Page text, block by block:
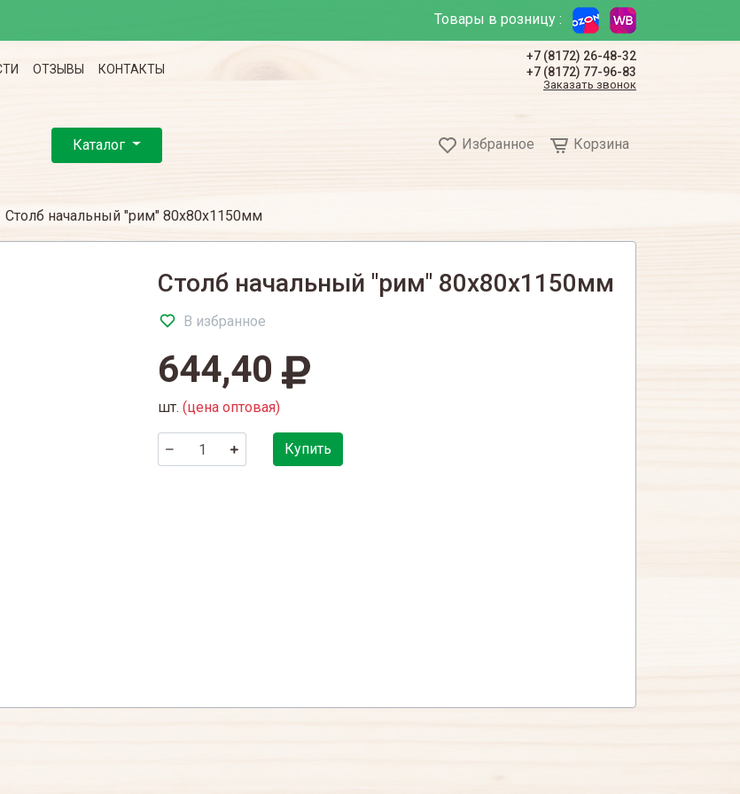
Товары в розницу :
ОТЗЫВЫ КОНТАКТЫ
+7 (8172) 26-48-32
+7 (8172) 77-96-83
Заказать звонок
Избранное Корзина
Каталог
Столб начальный "рим" 80х80х1150мм
Столб начальный "рим" 80х80х1150мм
В избранное
644,40
шт. (цена оптовая)
Купить